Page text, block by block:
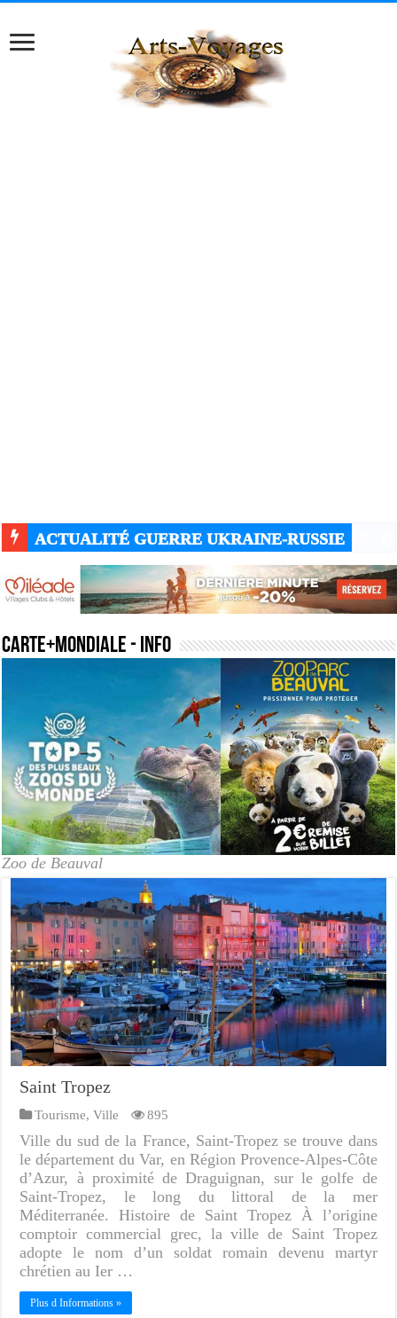
ACTUALITÉ GUERRE UKRAINE-RUSSIE
carte+mondiale - Info
Zoo de Beauval
Saint Tropez
Tourisme,Ville 895
Ville du sud de la France, Saint-Tropez se trouve dans
le département du Var, en Région Provence-Alpes-Côte
d’Azur, à proximité de Draguignan, sur le golfe de
Saint-Tropez, le long du littoral de la mer
Méditerranée. Histoire de Saint Tropez À l’origine
comptoir commercial grec, la ville de Saint Tropez
adopte le nom d’un soldat romain devenu martyr
chrétien au Ier …
Plus d Informations »